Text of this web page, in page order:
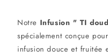
Notre Infusion " TI
spécialement conçue
infusion douce et fruitée